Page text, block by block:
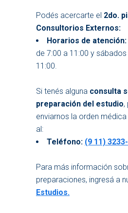
Podés acercarte el 2do.
Consultorios Externos:
Horarios de atención:
de 7:00 a 11:00 y
11:00.
Si tenés alguna consulta
preparación del estudio,
enviarnos la orden
al:
Teléfono: (9 11)
Para más información
preparaciones, ingresá a
Estudios.